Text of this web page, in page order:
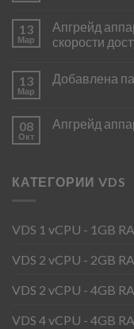
13
Мар
Апгрейд
скорости
13
Мар
Добавлена
08
Окт
Апгрейд
КАТЕГОРИИ VDS
VDS 1 vCPU - 1GB
VDS 2 vCPU - 2GB
VDS 2 vCPU - 4GB
VDS 4 vCPU - 4GB